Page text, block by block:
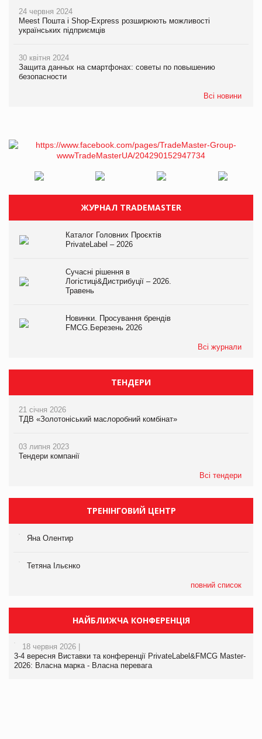
24 червня 2024
Meest Пошта і Shop-Express розширюють можливості
українських підприємців
30 квітня 2024
Защита данных на смартфонах: советы по повышению
безопасности
Всі новини
ЖУРНАЛ TRADEMASTER
Каталог Головних Проєктів
PrivateLabel – 2026
Сучасні рішення в
Логістиці&Дистрибуції – 2026.
Травень
Новинки. Просування брендів
FMCG.Березень 2026
Всі журнали
ТЕНДЕРИ
21 січня 2026
ТДВ «Золотоніський маслоробний комбінат»
03 липня 2023
Тендери компанії
Всі тендери
ТРЕНІНГОВИЙ ЦЕНТР
Яна Олентир
Тетяна Ільєнко
повний список
НАЙБЛИЖЧА КОНФЕРЕНЦІЯ
18 червня 2026 |
3-4 вересня Виставки та конференції PrivateLabel&FMCG Master-
2026: Власна марка - Власна перевага